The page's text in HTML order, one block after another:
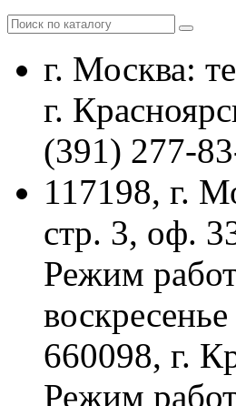
г. Москва:
г.
(391) 277-
117198, г.
стр. 3, оф.
Режим
воскресенье
660098, г.
Режим